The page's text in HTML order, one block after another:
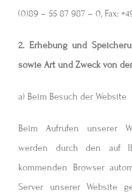
(0)89 – 55 87 987 – 0, Fax:
2. Erhebung und
sowie Art und Zweck von
a) Beim Besuch der Website
Beim Aufrufen unserer
werden durch den auf
kommenden Browser
Server unserer Website